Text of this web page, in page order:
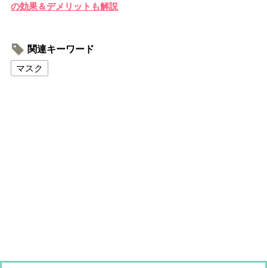
の効果＆デメリットも解説
関連キーワード
マスク